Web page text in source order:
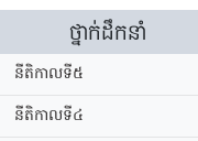
ថ្នាក់ដឹកនាំ
នីតិកាលទី៥
នីតិកាលទី៤